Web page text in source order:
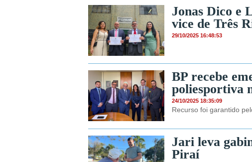
Jonas Dico e
vice de Três
29/10/2025 16:48:53
BP recebe
poliesportiva
24/10/2025 18:35:09
Recurso foi garantido
Jari leva
Piraí